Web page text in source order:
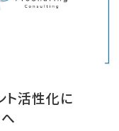
ト活性化に